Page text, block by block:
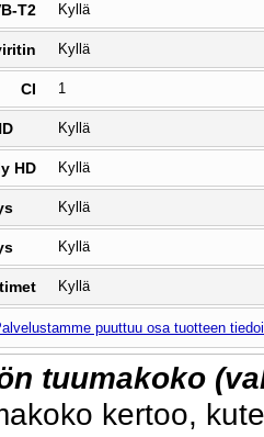
T2 Kyllä
Kyllä
CI 1
Kyllä
HD Kyllä
Kyllä
Kyllä
Kyllä
puuttuu osa tuotteen
tuumakoko
kertoo,